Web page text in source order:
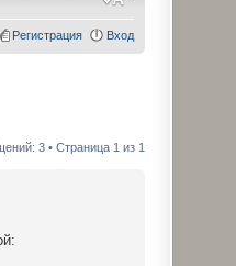
Регистрация Вход
3 • Страница 1 из 1